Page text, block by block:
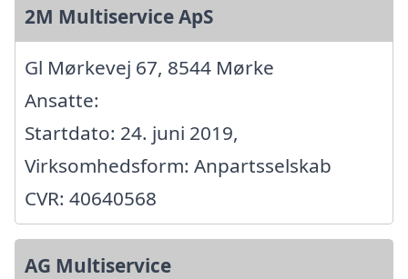
2M Multiservice ApS
Gl Mørkevej 67, 8544 Mørke
Ansatte:
Startdato: 24. juni 2019,
Virksomhedsform: Anpartsselskab
CVR: 40640568
AG Multiservice